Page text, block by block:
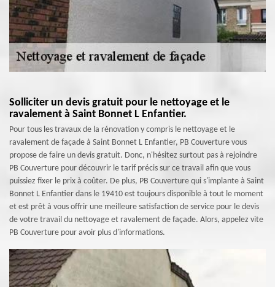
Solliciter un devis gratuit pour le nettoyage et le
ravalement à Saint Bonnet L Enfantier.
Pour tous les travaux de la rénovation y compris le nettoyage et le
ravalement de façade à Saint Bonnet L Enfantier, PB Couverture vous
propose de faire un devis gratuit. Donc, n'hésitez surtout pas à rejoindre
PB Couverture pour découvrir le tarif précis sur ce travail afin que vous
puissiez fixer le prix à coûter. De plus, PB Couverture qui s'implante à Saint
Bonnet L Enfantier dans le 19410 est toujours disponible à tout le moment
et est prêt à vous offrir une meilleure satisfaction de service pour le devis
de votre travail du nettoyage et ravalement de façade. Alors, appelez vite
PB Couverture pour avoir plus d'informations.